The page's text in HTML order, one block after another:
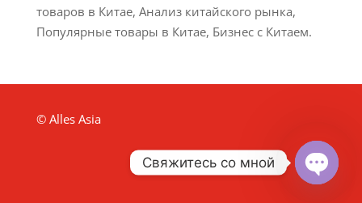
товаров в Китае, Анализ китайского рынка,
Популярные товары в Китае, Бизнес с Китаем.
© Alles Asia
Свяжитесь со мной